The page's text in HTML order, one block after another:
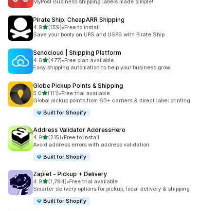
MyPost Business shipping labels made simple!
Pirate Ship: CheapARR Shipping
4.9เต็ม 5 ดาว
(159)
ทั้งหมด 159 รีวิว
•Free to install
Save your booty on UPS and USPS with Pirate Ship
Sendcloud | Shipping Platform
4.6เต็ม 5 ดาว
(477)
ทั้งหมด 477 รีวิว
•Free plan available
Easy shipping automation to help your business grow.
Globe Pickup Points & Shipping
5.0เต็ม 5 ดาว
(111)
ทั้งหมด 111 รีวิว
•Free trial available
Global pickup points from 60+ carriers & direct label printing
Built for Shopify
Address Validator AddressHero
4.9เต็ม 5 ดาว
(215)
ทั้งหมด 215 รีวิว
•Free to install
Avoid address errors with address validation
Built for Shopify
Zapiet ‑ Pickup + Delivery
4.9เต็ม 5 ดาว
(1,794)
ทั้งหมด 1794 รีวิว
•Free trial available
Smarter delivery options for pickup, local delivery & shipping
Built for Shopify